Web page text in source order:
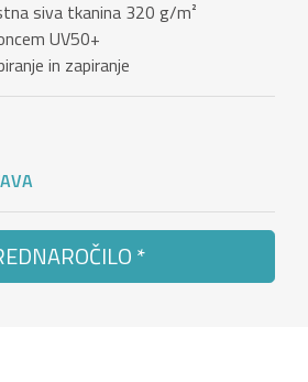
siva tkanina 320 g/m²
UV50+
in zapiranje
*